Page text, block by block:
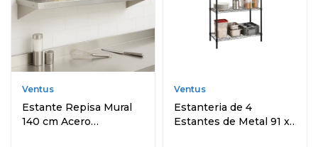
Ventus
Estante Repisa Mural
140 cm Acero
Ventus
Estanteria de 4
Estantes de Metal 91 x